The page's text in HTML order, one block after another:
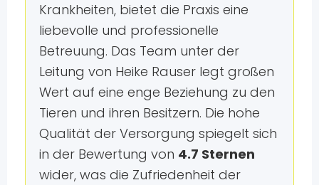
Krankheiten, bietet die Praxis eine
liebevolle und professionelle
Betreuung. Das Team unter der
Leitung von Heike Rauser legt großen
Wert auf eine enge Beziehung zu den
Tieren und ihren Besitzern. Die hohe
Qualität der Versorgung spiegelt sich
in der Bewertung von 4.7 Sternen
wider, was die Zufriedenheit der